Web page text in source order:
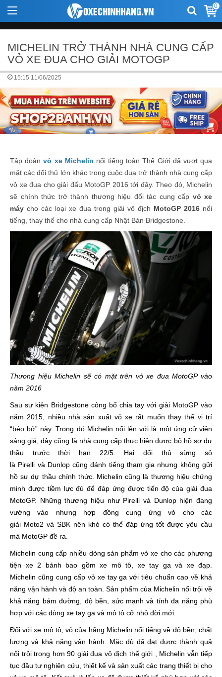
0
MICHELIN TRỞ THÀNH NHÀ CUNG CẤP
VỎ XE ĐUA CHO GIẢI MOTOGP
15:15 11/06/2025
Tập đoànvỏ xe Michelin nổi tiếng toàn Thế Giới đã vượt qua
mặt các đối thủ lớn khác trong cuộc đua trở thành nhà cung cấp
vỏ xe đua cho giải đấu MotoGP 2016 tới đây. Theo đó, Michelin
sẽ chính thức trở thành thương hiệu đối tác cung cấp vỏ xe
máy cho các loại xe đua trong giải vô địch MotoGP 2016 nổi
tiếng, thay thế cho nhà cung cấp Nhật Bản Bridgestone.
Thương hiệu Michelin sẽ có mặt trên vỏ xe đua MotoGP vào
năm 2016​
Sau sự kiện Bridgestone công bố chia tay với giải MotoGP vào
năm 2015, nhiều nhà sản xuất vỏ xe rất muốn thay thế vị trí
“béo bở” này. Trong đó Michelin nổi lên với là một ứng cử viên
sáng giá, đây cũng là nhà cung cấp thực hiện được bộ hồ sơ dự
thầu trước thời hạn 22/5. Hai đối thủ sừng sỏ
là Pirelli và Dunlop cũng đánh tiếng tham gia nhưng không gửi
hồ sư dự thầu chính thức. Michelin cũng là thương hiệu chứng
minh được tiềm lực đủ để đáp ứng được tiến độ của giải đua
MotoGP. Những thương hiệu như Pirelli và Dunlop hiện đang
vướng vào nhưng hợp đồng cung ứng vỏ cho các
giải Moto2 và SBK nên khó có thể đáp ứng tốt được yêu cầu
mà MotoGP đề ra.
Michelin cung cấp nhiều dòng sản phẩm vỏ xe cho các phương
tiện xe 2 bánh bao gồm xe mô tô, xe tay ga và xe đạp.
Michelin cũng cung cấp vỏ xe tay ga với tiêu chuẩn cao về khả
năng vận hành và độ an toàn. Sản phẩm của Michelin nổi trội về
khả năng bám đường, độ bền, sức mạnh và tính đa năng phù
hợp với các dòng xe tay ga và mô tô cỡ nhỏ đời mới.
Đối với xe mô tô, vỏ của hãng Michelin nổi tiếng về độ bền, chất
lượng và khả năng vận hành. Mặc dù đã đạt được thành quả
nổi trội trong hơn 90 giải đua vô địch thế giới , Michelin vẫn tiếp
tục đầu tư nghiên cứu, thiết kế và sản xuất các trang thiết bị cho